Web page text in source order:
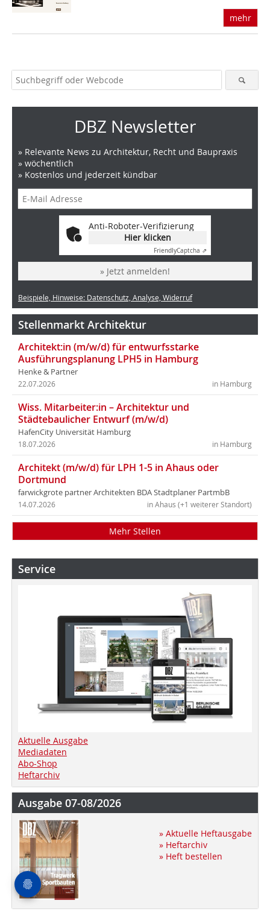
mehr
DBZ Newsletter
» Relevante News zu Architektur, Recht und Baupraxis
» wöchentlich
» Kostenlos und jederzeit kündbar
Anti-Roboter-Verifizierung
Hier klicken
FriendlyCaptcha ⇗
» Jetzt anmelden!
Beispiele, Hinweise: Datenschutz, Analyse, Widerruf
Stellenmarkt Architektur
Architekt:in (m/w/d) für entwurfsstarke
Ausführungsplanung LPH5 in Hamburg
Henke & Partner
in Hamburg
22.07.2026
Wiss. Mitarbeiter:in – Architektur und
Städtebaulicher Entwurf (m/w/d)
HafenCity Universität Hamburg
in Hamburg
18.07.2026
Architekt (m/w/d) für LPH 1-5 in Ahaus oder
Dortmund
farwickgrote partner Architekten BDA Stadtplaner PartmbB
in Ahaus (+1 weiterer Standort)
14.07.2026
Mehr Stellen
Service
Aktuelle Ausgabe
Mediadaten
Abo-Shop
Heftarchiv
Ausgabe 07-08/2026
» Aktuelle Heftausgabe
» Heftarchiv
» Heft bestellen